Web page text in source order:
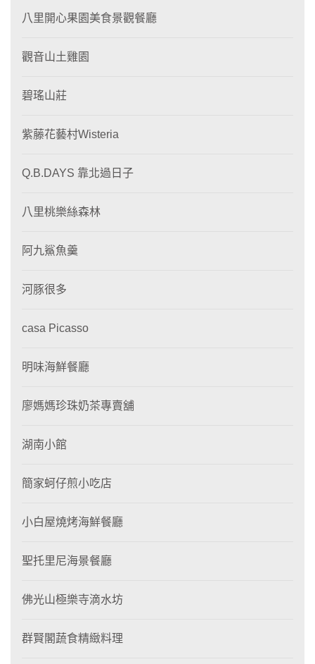
八里開心果園美食景觀餐廳
觀音山土雞園
碧瑤山莊
紫藤花藝村Wisteria
Q.B.DAYS 靠北過日子
八里桃樂絲森林
阿九鯊魚羹
河豚很多
casa Picasso
明味海鮮餐廳
廖媽媽珍珠奶茶專賣舖
湖南小館
簡家蚵仔煎小吃店
小白屋燒烤海鮮餐廳
聖托里尼海景餐廳
佛光山極樂寺滴水坊
群賢閣蔬食精緻料理